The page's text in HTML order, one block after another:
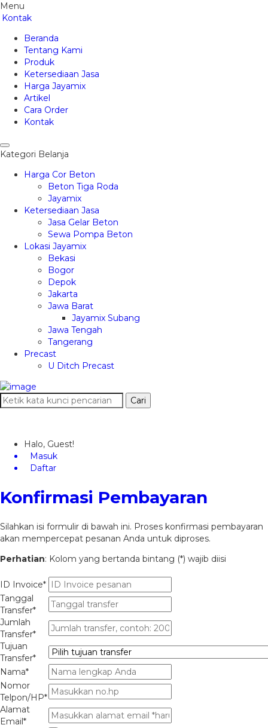
Menu
Kontak
Beranda
Tentang Kami
Produk
Ketersediaan Jasa
Harga Jayamix
Artikel
Cara Order
Kontak
Kategori Belanja
Harga Cor Beton
Beton Tiga Roda
Jayamix
Ketersediaan Jasa
Jasa Gelar Beton
Sewa Pompa Beton
Lokasi Jayamix
Bekasi
Bogor
Depok
Jakarta
Jawa Barat
Jayamix Subang
Jawa Tengah
Tangerang
Precast
U Ditch Precast
Cari
Halo, Guest!
Masuk
Daftar
Konfirmasi Pembayaran
Silahkan isi formulir di bawah ini. Proses konfirmasi pembayaran
akan mempercepat pesanan Anda untuk diproses.
Perhatian: Kolom yang bertanda bintang (*) wajib diisi
ID Invoice*
Tanggal
Transfer*
Jumlah
Transfer*
Tujuan
Transfer*
Nama*
Nomor
Telpon/HP*
Alamat
Email*